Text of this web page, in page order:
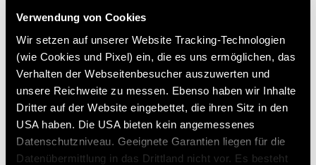
Verwendung von Cookies
Wir setzen auf unserer Website Tracking-Technologien
(wie Cookies und Pixel) ein, die es uns ermöglichen, das
Verhalten der Webseitenbesucher auszuwerten und
unsere Reichweite zu messen. Ebenso haben wir Inhalte
Dritter auf der Website eingebettet, die ihren Sitz in den
USA haben. Die USA bieten kein angemessenes
Datenschutzniveau. Geeignete Garantien liegen für die
Datenübermittlung in das Drittland nicht vor. Es besteht
Lignende produkter